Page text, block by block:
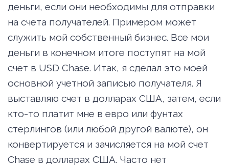
деньги, если они необходимы для отправки
на счета получателей. Примером может
служить мой собственный бизнес. Все мои
деньги в конечном итоге поступят на мой
счет в USD Chase. Итак, я сделал это моей
основной учетной записью получателя. Я
выставляю счет в долларах США, затем, если
кто-то платит мне в евро или фунтах
стерлингов (или любой другой валюте), он
конвертируется и зачисляется на мой счет
Chase в долларах США. Часто нет